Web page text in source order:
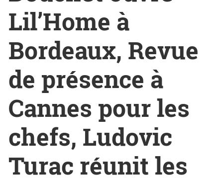
Lil’Home à
Bordeaux, Revue
de présence à
Cannes pour les
chefs, Ludovic
Turac réunit les